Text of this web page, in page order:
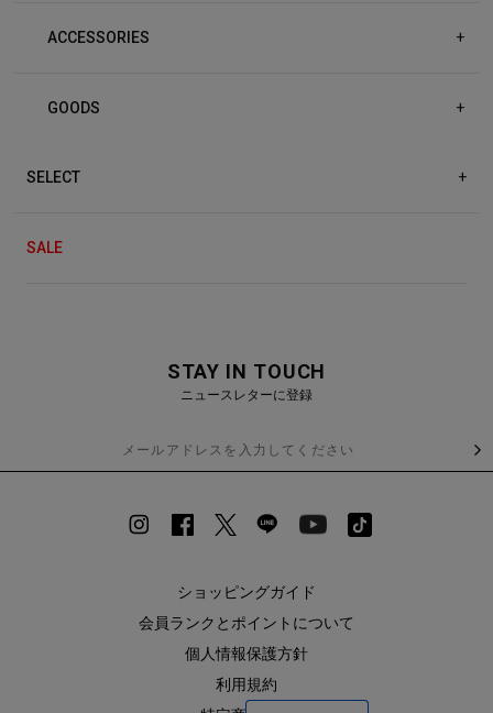
ACCESSORIES +
GOODS +
SELECT +
SALE
STAY IN TOUCH
ニュースレターに登録
ショッピングガイド
会員ランクとポイントについて
個人情報保護方針
利用規約